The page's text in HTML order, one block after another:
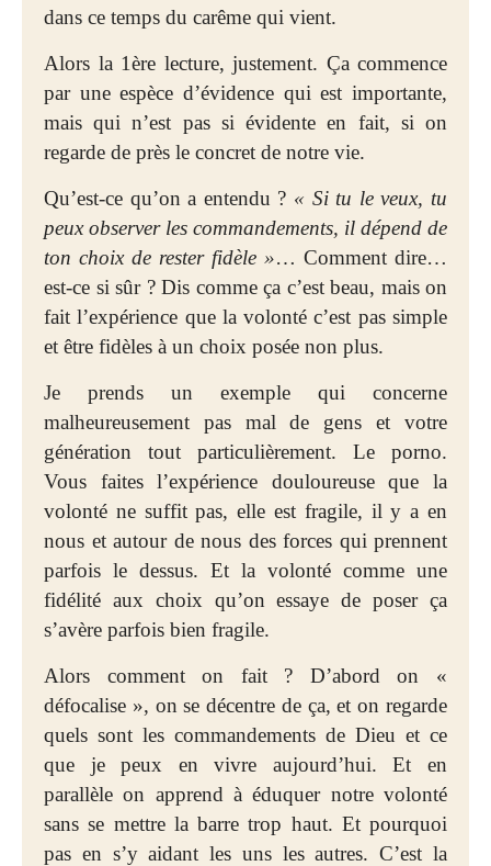
dans ce temps du carême qui vient.
Alors la 1ère lecture, justement. Ça commence
par une espèce d’évidence qui est importante,
mais qui n’est pas si évidente en fait, si on
regarde de près le concret de notre vie.
Qu’est-ce qu’on a entendu ? « Si tu le veux, tu
peux observer les commandements, il dépend de
ton choix de rester fidèle »… Comment dire…
est-ce si sûr ? Dis comme ça c’est beau, mais on
fait l’expérience que la volonté c’est pas simple
et être fidèles à un choix posée non plus.
Je prends un exemple qui concerne
malheureusement pas mal de gens et votre
génération tout particulièrement. Le porno.
Vous faites l’expérience douloureuse que la
volonté ne suffit pas, elle est fragile, il y a en
nous et autour de nous des forces qui prennent
parfois le dessus. Et la volonté comme une
fidélité aux choix qu’on essaye de poser ça
s’avère parfois bien fragile.
Alors comment on fait ? D’abord on «
défocalise », on se décentre de ça, et on regarde
quels sont les commandements de Dieu et ce
que je peux en vivre aujourd’hui. Et en
parallèle on apprend à éduquer notre volonté
sans se mettre la barre trop haut. Et pourquoi
pas en s’y aidant les uns les autres. C’est la